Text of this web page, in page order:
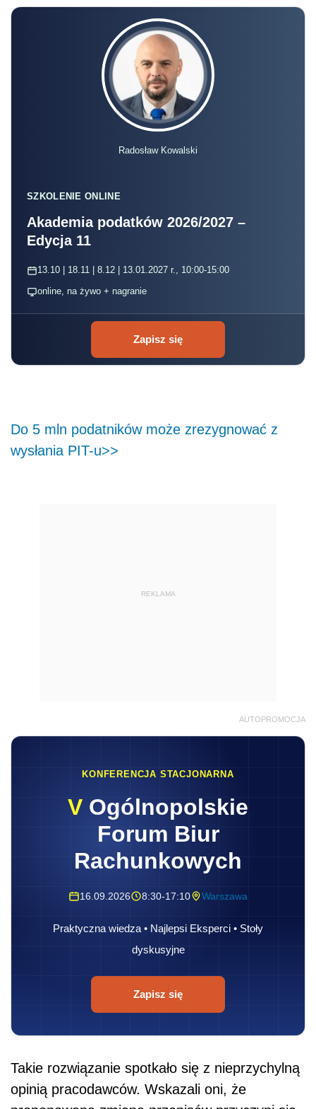
Radosław Kowalski
SZKOLENIE ONLINE
Akademia podatków 2026/2027 –
Edycja 11
13.10 | 18.11 | 8.12 | 13.01.2027 r., 10:00-15:00
online, na żywo + nagranie
Zapisz się
Do 5 mln podatników może zrezygnować z
wysłania PIT-u>>
REKLAMA
AUTOPROMOCJA
KONFERENCJA STACJONARNA
V Ogólnopolskie
Forum Biur
Rachunkowych
16.09.2026 8:30-17:10 Warszawa
Praktyczna wiedza • Najlepsi Eksperci • Stoły
dyskusyjne
Zapisz się
Takie rozwiązanie spotkało się z nieprzychylną
opinią pracodawców. Wskazali oni, że